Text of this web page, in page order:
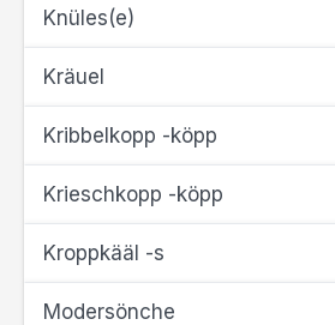
Knüles(e)
Kräuel
Kribbelkopp -köpp
Krieschkopp -köpp
Kroppkääl -s
Modersönche